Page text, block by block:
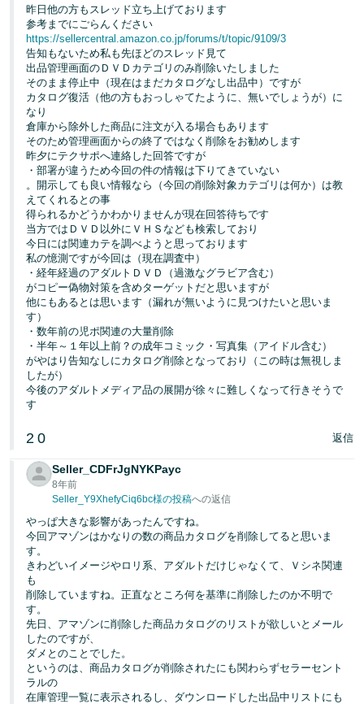
昨日他の方もスレッド立ち上げております
参考までにごらんください
https://sellercentral.amazon.co.jp/forums/t/topic/9109/3
告知もないため私も先ほどのスレッド見て
出品管理画面のＤＶＤカテゴリのみ削除いたしました
そのまま停止中（現在はまだカタログなし出品中）ですが
カタログ復活（他の方もおっしゃてたように、無いでしょうが）に
なり
倉庫から除外した商品に注文が入る場合もあります
そのため管理画面からの終了ではなく削除をお勧めします
昨夕にテクサポへ連絡した回答ですが
・部署が違うため今回の件の情報は下りてきていない
。開示しても良い情報なら（今回の削除対象カテゴリは何か）は教
えてくれるとの事
得られるかどうかわかりませんが現在回答待ちです
当方ではＤＶＤ以外にＶＨＳなども検索しており
今日には関連カテを調べようと思っております
私の憶測ですが今回は（現在調査中）
・経年経過のアダルトＤＶＤ（過激なグラビア含む）
がコピー偽物対策を含めターゲットだと思いますが
他にもあるとは思います（漏れが無いように見つけたいと思いま
す）
・数年前の児ポ関連の大量削除
・半年～１年以上前？の成年コミック・写真集（アイドル含む）
がやはり告知なしにカタログ削除となっており（この時は無視しま
したが）
今後のアダルトメディア品の展開が徐々に難しくなって行きそうで
す
2 0 返信
Seller_CDFrJgNYKPayc
8年前
Seller_Y9XhefyCiq6bc様の投稿への返信
やっぱ大きな影響があったんですね。
今回アマゾンはかなりの数の商品カタログを削除してると思いま
す。
きわどいイメージやロリ系、アダルトだけじゃなくて、Ｖシネ関連
も
削除していますね。正直なところ何を基準に削除したのか不明で
す。
先日、アマゾンに削除した商品カタログのリストが欲しいとメール
したのですが、
ダメとのことでした。
というのは、商品カタログが削除されたにも関わらずセラーセント
ラルの
在庫管理一覧に表示されるし、ダウンロードした出品中リストにも